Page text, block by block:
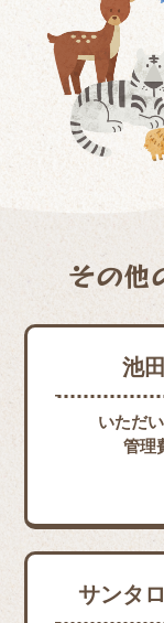
その他
池
いただ
管理
サンタ